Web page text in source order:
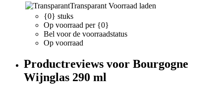
Transparant Voorraad laden
{0} stuks
Op voorraad per {0}
Bel voor de voorraadstatus
Op voorraad
Productreviews voor Bourgogne
Wijnglas 290 ml